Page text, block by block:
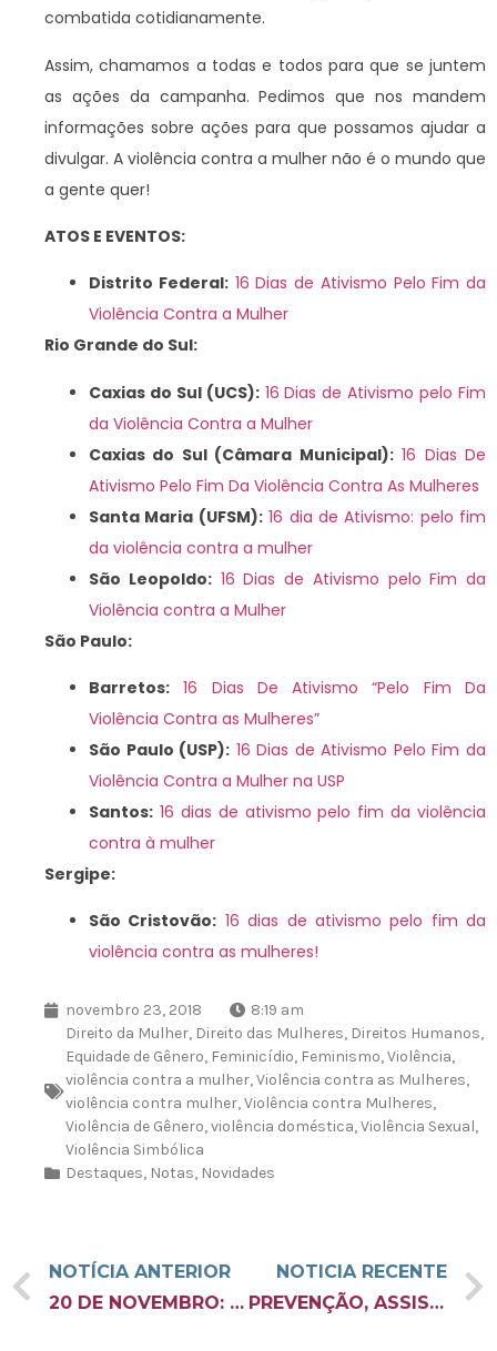
combatida cotidianamente.
Assim, chamamos a todas e todos para que se juntem
as ações da campanha. Pedimos que nos mandem
informações sobre ações para que possamos ajudar a
divulgar. A violência contra a mulher não é o mundo que
a gente quer!
ATOS E EVENTOS:
Distrito Federal: 16 Dias de Ativismo Pelo Fim da
Violência Contra a Mulher
Rio Grande do Sul:
Caxias do Sul (UCS): 16 Dias de Ativismo pelo Fim
da Violência Contra a Mulher
Caxias do Sul (Câmara Municipal): 16 Dias De
Ativismo Pelo Fim Da Violência Contra As Mulheres
Santa Maria (UFSM): 16 dia de Ativismo: pelo fim
da violência contra a mulher
São Leopoldo: 16 Dias de Ativismo pelo Fim da
Violência contra a Mulher
São Paulo:
Barretos:
16 Dias De Ativismo “Pelo Fim Da
Violência Contra as Mulheres”
São Paulo (USP): 16 Dias de Ativismo Pelo Fim da
Violência Contra a Mulher na USP
Santos: 16 dias de ativismo pelo fim da violência
contra à mulher
Sergipe:
São Cristovão: 16 dias de ativismo pelo fim da
violência contra as mulheres!
novembro 23, 2018
8:19 am
Direito da Mulher, Direito das Mulheres, Direitos Humanos,
Equidade de Gênero, Feminicídio, Feminismo,Violência,
violência contra a mulher,Violência contra as Mulheres,
violência contra mulher,Violência contra Mulheres,
Violência de Gênero,violência doméstica,Violência Sexual,
Violência Simbólica
Destaques, Notas, Novidades
NOTÍCIA ANTERIOR
20 DE NOVEMBRO: DIA NACIONAL DA CONSCIÊNCIA NEGRA
NOTICIA RECENTE
PREVENÇÃO, ASSISTÊNCIA E TRATAMENTO: PELO AVANÇO DAS POLÍTICAS DE HIV/AIDS NO BRASIL!